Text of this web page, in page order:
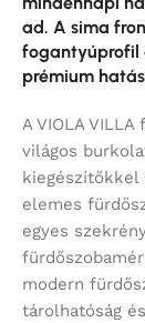
ad. A sima
fogantyúprofil
prémium
A VIOLA
világos
kiegészítőkkel
elemes
egyes
modern
tárolhatóság